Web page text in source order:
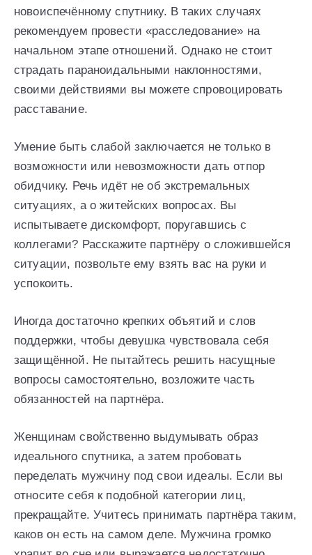
новоиспечённому спутнику. В таких случаях
рекомендуем провести «расследование» на
начальном этапе отношений. Однако не стоит
страдать параноидальными наклонностями,
своими действиями вы можете спровоцировать
расставание.
Умение быть слабой заключается не только в
возможности или невозможности дать отпор
обидчику. Речь идёт не об экстремальных
ситуациях, а о житейских вопросах. Вы
испытываете дискомфорт, поругавшись с
коллегами? Расскажите партнёру о сложившейся
ситуации, позвольте ему взять вас на руки и
успокоить.
Иногда достаточно крепких объятий и слов
поддержки, чтобы девушка чувствовала себя
защищённой. Не пытайтесь решить насущные
вопросы самостоятельно, возложите часть
обязанностей на партнёра.
Женщинам свойственно выдумывать образ
идеального спутника, а затем пробовать
переделать мужчину под свои идеалы. Если вы
относите себя к подобной категории лиц,
прекращайте. Учитесь принимать партнёра таким,
каков он есть на самом деле. Мужчина громко